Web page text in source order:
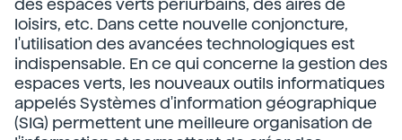
des espaces verts périurbains, des aires de
loisirs, etc. Dans cette nouvelle conjoncture,
l'utilisation des avancées technologiques est
indispensable. En ce qui concerne la gestion des
espaces verts, les nouveaux outils informatiques
appelés Systèmes d'information géographique
(SIG) permettent une meilleure organisation de